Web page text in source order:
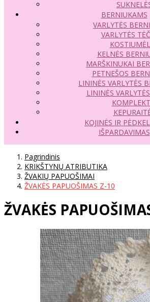
BERNIUKAMS
VARLYTĖS
VARLYTĖS
KELNĖS
MARŠKINUKAI
PETNEŠOS
LININĖS VARLYTĖS
LININĖS
KOJINĖS IR
IŠPARDAVIMAS
Pagrindinis
KRIKŠTYNŲ ATRIBUTIKA
ŽVAKIŲ PAPUOŠIMAI
ŽVAKĖS PAPUOŠIMAS Z-10
ŽVAKĖS